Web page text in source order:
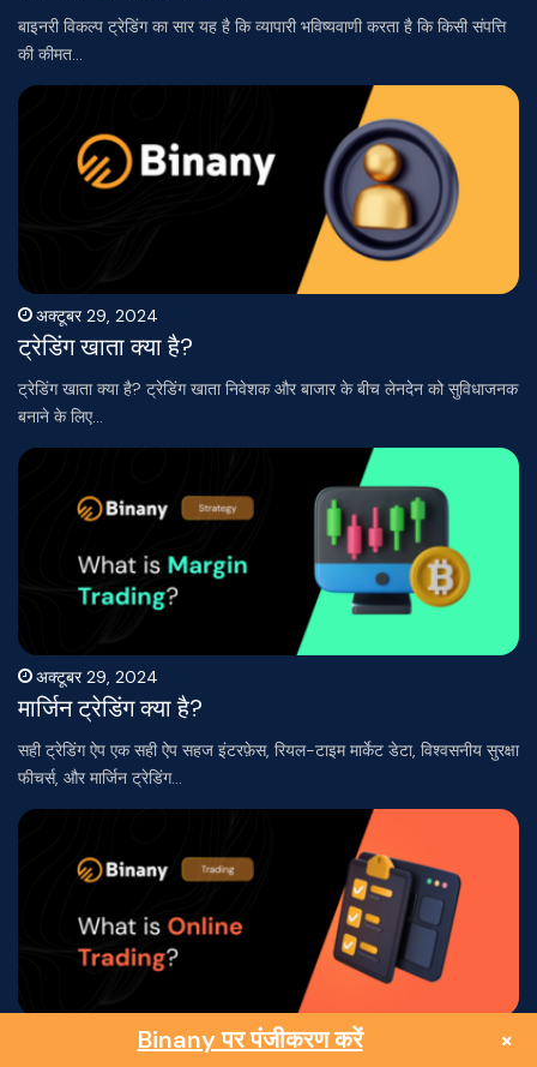
बाइनरी विकल्प ट्रेडिंग का सार यह है कि व्यापारी भविष्यवाणी करता है कि किसी संपत्ति
की कीमत…
अक्टूबर 29, 2024
ट्रेडिंग खाता क्या है?
ट्रेडिंग खाता क्या है? ट्रेडिंग खाता निवेशक और बाजार के बीच लेनदेन को सुविधाजनक
बनाने के लिए…
अक्टूबर 29, 2024
मार्जिन ट्रेडिंग क्या है?
सही ट्रेडिंग ऐप एक सही ऐप सहज इंटरफ़ेस, रियल-टाइम मार्केट डेटा, विश्वसनीय सुरक्षा
फीचर्स, और मार्जिन ट्रेडिंग…
अक्टूबर 29, 2024Binany पर पंजीकरण करें ×